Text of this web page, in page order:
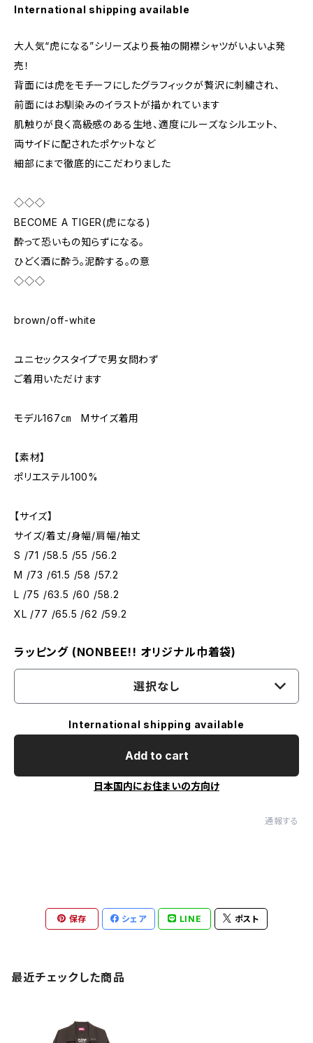
International shipping available
大人気“虎になる”シリーズより長袖の開襟シャツがいよいよ発
売！
背面には虎をモチーフにしたグラフィックが贅沢に刺繍され、
前面にはお馴染みのイラストが描かれています
肌触りが良く高級感のある生地、適度にルーズなシルエット、
両サイドに配されたポケットなど
細部にまで徹底的にこだわりました
◇◇◇
BECOME A TIGER(虎になる)
酔って恐いもの知らずになる。
ひどく酒に酔う。泥酔する。の意
◇◇◇
brown/off-white
ユニセックスタイプで男女問わず
ご着用いただけます
モデル167㎝ Mサイズ着用
【素材】
ポリエステル100%
【サイズ】
サイズ/着丈/身幅/肩幅/袖丈
S /71 /58.5 /55 /56.2
M /73 /61.5 /58 /57.2
L /75 /63.5 /60 /58.2
XL /77 /65.5 /62 /59.2
ラッピング (NONBEE!! オリジナル巾着袋)
選択なし
International shipping available
Add to cart
日本国内にお住まいの方向け
通報する
保存 シェア LINE ポスト
最近チェックした商品